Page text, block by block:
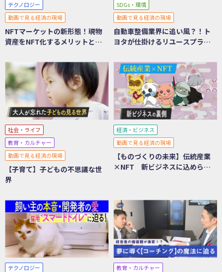
テクノロジー
動画で見る経済の現場
NFTマーケットの新形態！現物
資産をNFT化するメリットと
SDGs・環境
動画で見る経済の現場
自動車整備業界に追い風？！ト
ヨタが仕掛けるリユースプラッ
社会・ライフ
教育・カルチャー
動画で見る経済の現場
【子育て】子どもの不思議な世
界
経済・ビジネス
動画で見る経済の現場
【ものづくりの未来】伝統産業
×NFT 新ビジネスに込められ
テクノロジー
教育・カルチャー